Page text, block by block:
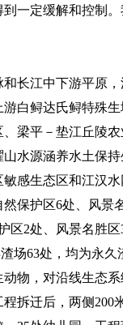
一定缓解和控制
江中下游平原，
白鲟达氏鲟特殊
梁平－垫江丘陵
水源涵养水土保
感生态区和江汉
保护区6处、风景
2处、风景名胜
场63处，均为永
物，对沿线生态系
迁后，两侧200